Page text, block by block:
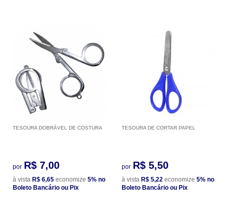
TESOURA DOBRÁVEL DE COSTURA
por R$ 7,00
à vista R$ 6,65 economize 5% no
Boleto Bancário ou Pix
TESOURA DE CORTAR PAPEL
por R$ 5,50
à vista R$ 5,22 economize 5% no
Boleto Bancário ou Pix